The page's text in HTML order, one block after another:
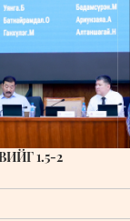
1.5-2